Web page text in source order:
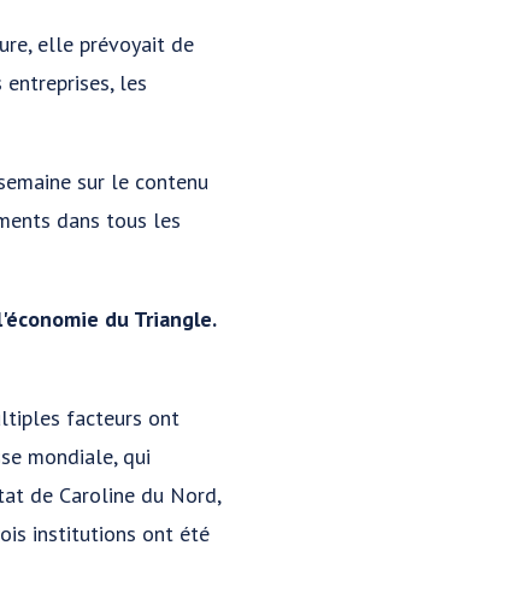
elle prévoyait de
les
sur le contenu
dans tous les
du Triangle.
facteurs ont
mondiale, qui
de Caroline du Nord,
institutions ont été